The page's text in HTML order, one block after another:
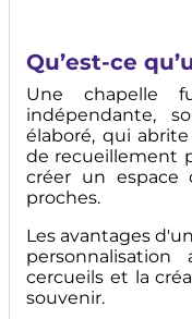
Qu’est-ce
Une chapelle
indépendante,
élaboré, qui
de recueillement
créer un espace
proches.
Les avantages
cercueils et la
souvenir.